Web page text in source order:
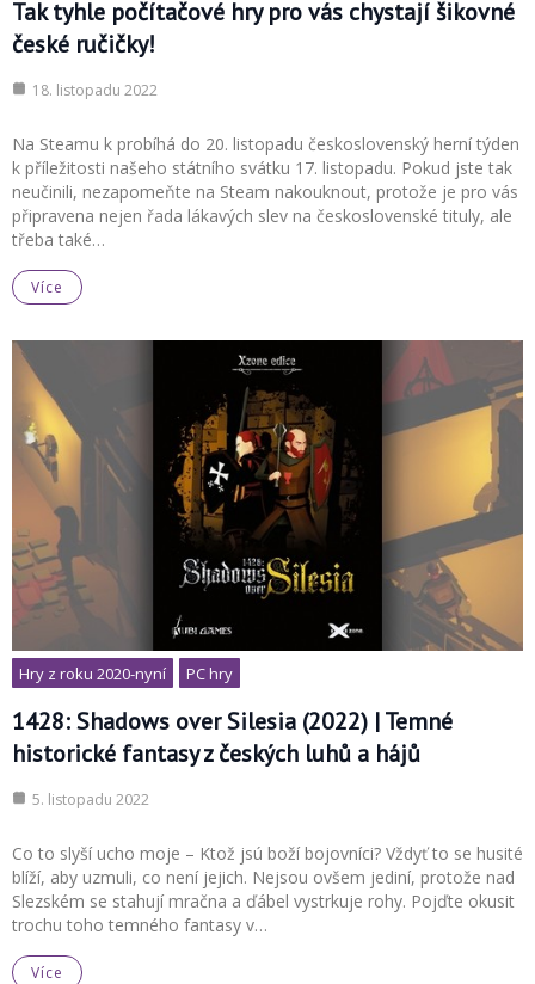
Tak tyhle počítačové hry pro vás chystají šikovné
české ručičky!
18. listopadu 2022
Na Steamu k probíhá do 20. listopadu československý herní týden
k příležitosti našeho státního svátku 17. listopadu. Pokud jste tak
neučinili, nezapomeňte na Steam nakouknout, protože je pro vás
připravena nejen řada lákavých slev na československé tituly, ale
třeba také…
Více
Hry z roku 2020-nyní PC hry
1428: Shadows over Silesia (2022) | Temné
historické fantasy z českých luhů a hájů
5. listopadu 2022
Co to slyší ucho moje – Ktož jsú boží bojovníci? Vždyť to se husité
blíží, aby uzmuli, co není jejich. Nejsou ovšem jediní, protože nad
Slezském se stahují mračna a ďábel vystrkuje rohy. Pojďte okusit
trochu toho temného fantasy v…
Více